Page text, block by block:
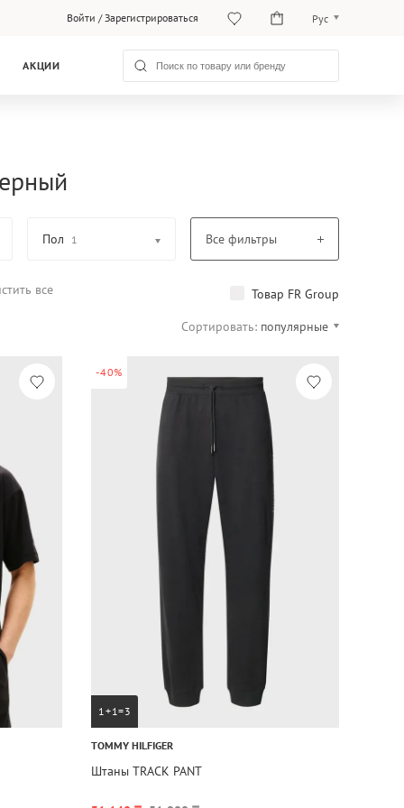
Войти /Зарегистрироваться Рус
Қаз
АКЦИИ
Пол 1 Все фильтры
все
Товар FR Group
Сортировать: популярные
-40%
1+1=3
TOMMY HILFIGER
Штаны TRACK PANT